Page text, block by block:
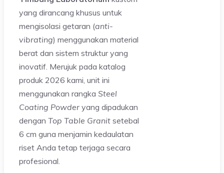
yang dirancang khusus untuk
mengisolasi getaran (anti-
vibrating) menggunakan material
berat dan sistem struktur yang
inovatif. Merujuk pada katalog
produk 2026 kami, unit ini
menggunakan rangka Steel
Coating Powder yang dipadukan
dengan Top Table Granit setebal
6 cm guna menjamin kedaulatan
riset Anda tetap terjaga secara
profesional.